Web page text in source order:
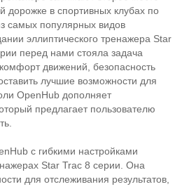
дорожке в спортивных клубах по
самых популярных видов
эллиптического тренажера Star
перед нами стояла задача
движений, безопасность
лучшие возможности для
OpenHub дополняет
предлагает пользователю
с гибкими настройками
Star Trac 8 серии. Она
для отслеживания результатов,